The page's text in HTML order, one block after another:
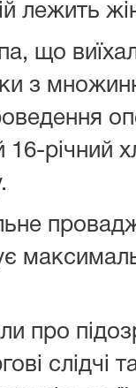
лежить
що
з
16-річний
про
слідчі